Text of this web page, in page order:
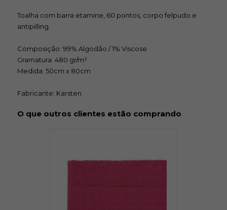
Toalha com barra etamine, 60 pontos, corpo felpudo e
antipilling.
Composição: 99% Algodão / 1% Viscose
Gramatura: 480 gr/m²
Medida: 50cm x 80cm
Fabricante: Karsten
O que outros clientes estão comprando